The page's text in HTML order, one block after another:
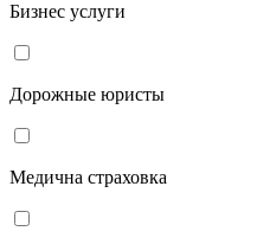
Бизнес услуги
Дорожные юристы
Медична страховка